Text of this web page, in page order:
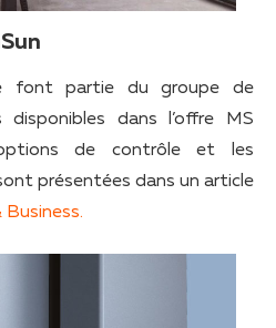
font partie du groupe de
disponibles dans l’offre MS
de contrôle et les
présentées dans un article